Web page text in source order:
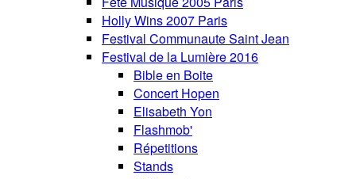
Holly Wins 2007 Paris
Festival Communaute Saint Jean
Festival de la Lumière 2016
Bible en Boite
Concert Hopen
Elisabeth Yon
Flashmob'
Répetitions
Stands